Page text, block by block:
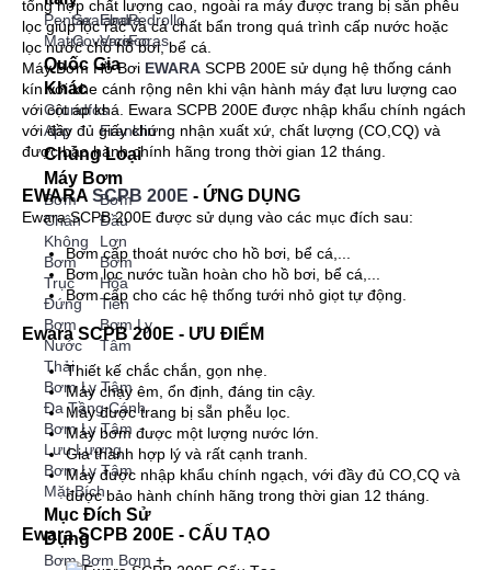
PentaxSealand
EbaraPedrollo
MatraCoverco
VariscoForas
Quốc Gia
Khác
Grundfos
App
Franklin
Chủng Loại
Máy Bơm
Bơm
Chân
Không
Bơm
Đầu
Lợn
Bơm
Trục
Đứng
Bơm
Hỏa
Tiễn
Bơm
Nước
Thải
Bơm Ly
Tâm
Bơm Ly Tâm
Đa Tầng Cánh
Bơm Ly Tâm
Lưu Lượng
Bơm Ly Tâm
Mặt Bích
Mục Đích Sử
Dụng
Bơm Bơm Bơm +
tổng hợp chất lượng cao, ngoài ra máy được trang bị sẵn phễu
lọc giúp lọc rác và cá chất bẩn trong quá trình cấp nước hoặc
lọc nước cho hồ bơi, bể cá.
Máy Bơm Hồ Bơi EWARA SCPB 200E sử dụng hệ thống cánh
kín với khe cánh rộng nên khi vận hành máy đạt lưu lượng cao
với cột áp khá. Ewara SCPB 200E được nhập khẩu chính ngách
với đầy đủ giấy chứng nhận xuất xứ, chất lượng (CO,CQ) và
được bảo hành chính hãng trong thời gian 12 tháng.
EWARA SCPB 200E - ỨNG DỤNG
Ewara SCPB 200E được sử dụng vào các mục đích sau:
Bơm cấp thoát nước cho hồ bơi, bể cá,...
Bơm lọc nước tuần hoàn cho hồ bơi, bể cá,...
Bơm cấp cho các hệ thống tưới nhỏ giọt tự động.
Ewara SCPB 200E - ƯU ĐIỂM
Thiết kế chắc chắn, gọn nhẹ.
Máy chạy êm, ổn định, đáng tin cậy.
Máy được trang bị sẵn phễu lọc.
Máy bơm được một lượng nước lớn.
Gia thành hợp lý và rất cạnh tranh.
Máy được nhập khẩu chính ngạch, với đầy đủ CO,CQ và
được bảo hành chính hãng trong thời gian 12 tháng.
Ewara SCPB 200E - CẤU TẠO